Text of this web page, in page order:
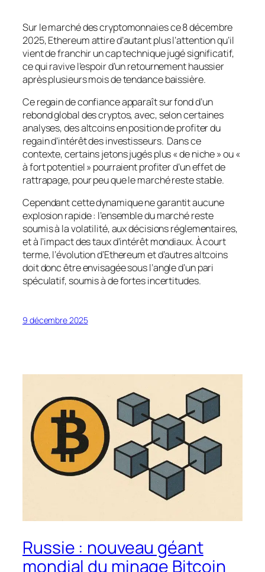
Sur le marché des cryptomonnaies ce 8 décembre
2025, Ethereum attire d’autant plus l’attention qu’il
vient de franchir un cap technique jugé significatif,
ce qui ravive l’espoir d’un retournement haussier
après plusieurs mois de tendance baissière.
Ce regain de confiance apparaît sur fond d’un
rebond global des cryptos, avec, selon certaines
analyses, des altcoins en position de profiter du
regain d’intérêt des investisseurs. Dans ce
contexte, certains jetons jugés plus « de niche » ou «
à fort potentiel » pourraient profiter d’un effet de
rattrapage, pour peu que le marché reste stable.
Cependant cette dynamique ne garantit aucune
explosion rapide : l’ensemble du marché reste
soumis à la volatilité, aux décisions réglementaires,
et à l’impact des taux d’intérêt mondiaux. À court
terme, l’évolution d’Ethereum et d’autres altcoins
doit donc être envisagée sous l’angle d’un pari
spéculatif, soumis à de fortes incertitudes.
9 décembre 2025
Russie : nouveau géant
mondial du minage Bitcoin